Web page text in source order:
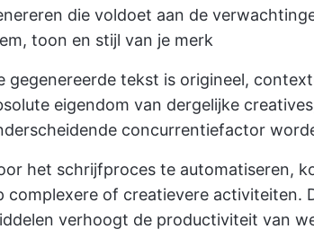
die voldoet aan de
toon en stijl van je merk
gegenereerde tekst is origineel,
eigendom van dergelijke
concurrentiefactor
het schrijfproces te automatiseren,
complexere of creatievere activiteiten.
verhoogt de productiviteit van